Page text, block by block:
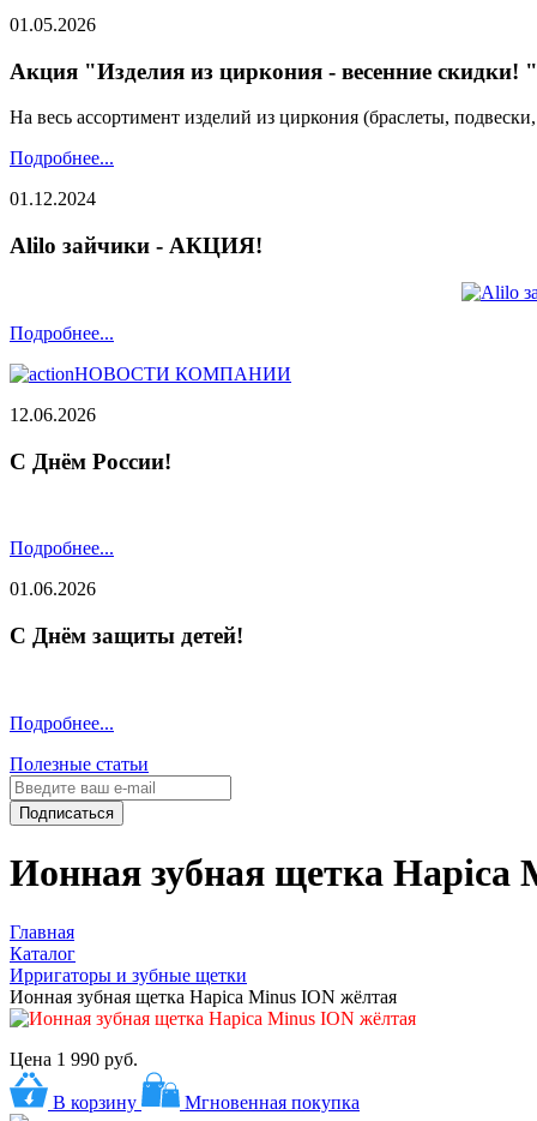
01.05.2026
Акция "Изделия из циркония - весенние скидки! "
На весь ассортимент изделий из циркония (браслеты,
Подробнее...
01.12.2024
Alilo зайчики - АКЦИЯ!
Подробнее...
НОВОСТИ КОМПАНИИ
12.06.2026
С Днём России!
Подробнее...
01.06.2026
С Днём защиты детей!
Подробнее...
Полезные статьи
Подписаться
Ионная зубная щетка Hapica
Главная
Каталог
Ирригаторы и зубные щетки
Ионная зубная щетка Hapica Minus ION жёлтая
Цена 1 990 руб.
В корзину Мгновенная покупка